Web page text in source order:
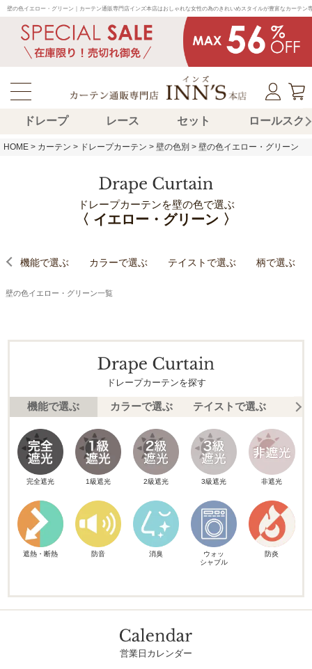
壁の色イエロー・グリーン｜カーテン通販専門店インズ本店はおしゃれな女性の為のきれいめスタイルが豊富なカーテン
ドレープ レース セット ロールスク
HOME カーテン ドレープカーテン 壁の色別 壁の色イエロー・グリーン
ドレープカーテンを壁の色で選ぶ
〈 イエロー・グリーン 〉
機能で選ぶ カラーで選ぶ テイストで選ぶ 柄で選ぶ
壁の色イエロー・グリーン一覧
ドレープカーテンを探す
機能で選ぶ カラーで選ぶ テイストで選ぶ 柄
完全遮光 1級遮光 2級遮光 3級遮光 非遮光
遮熱・断熱 防音 消臭
ウォッ
シャブル
防炎
営業日カレンダー